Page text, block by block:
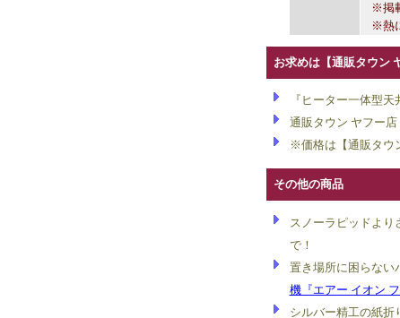
※掲
※熱
お求めは【通販タウン
『ヒーター一体型
通販タウン ヤフー店
※価格は【通販タウ
その他の商品
スノーラピッドより
で！
置き場所に困らない
機『エアー イオン フ
シルバー精工の紙折